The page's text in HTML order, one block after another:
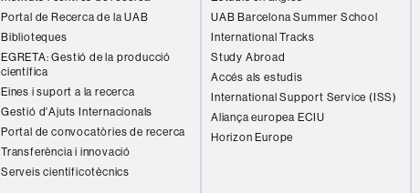
Portal de Recerca de la UAB
Biblioteques
EGRETA: Gestió de la producció
científica
Eines i suport a la recerca
Gestió d'Ajuts Internacionals
Portal de convocatòries de recerca
Transferència i innovació
Serveis cientificotècnics
UAB Barcelona Summer School
International Tracks
Study Abroad
Accés als estudis
International Support Service (ISS)
Aliança europea ECIU
Horizon Europe